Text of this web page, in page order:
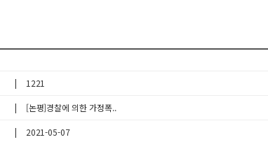
1221
[논평]경찰에 의한 가정폭..
2021-05-07